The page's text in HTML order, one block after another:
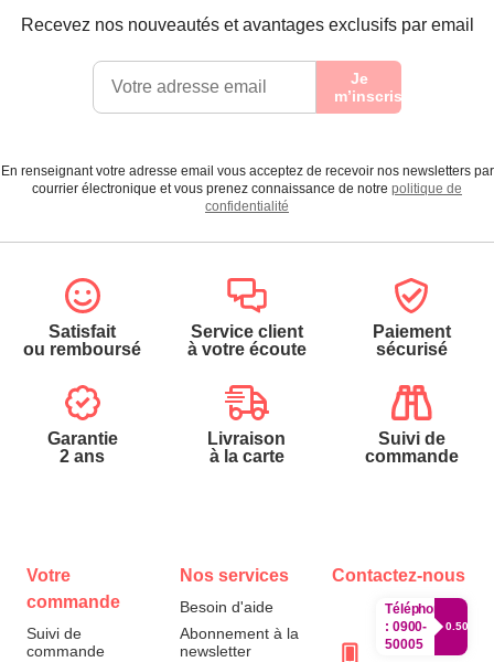
Recevez nos nouveautés et avantages exclusifs par email
Je
m’inscris
En renseignant votre adresse email vous acceptez de recevoir nos newsletters par
courrier électronique et vous prenez connaissance de notre politique de
confidentialité
Satisfait
ou remboursé
Service client
à votre écoute
Paiement
sécurisé
Garantie
2 ans
Livraison
à la carte
Suivi de
commande
Votre
commande
Suivi de
commande
Nos services
Besoin d'aide
Abonnement à la
newsletter
Contactez-nous
Téléphone
: 0900-
50005
0.50€/